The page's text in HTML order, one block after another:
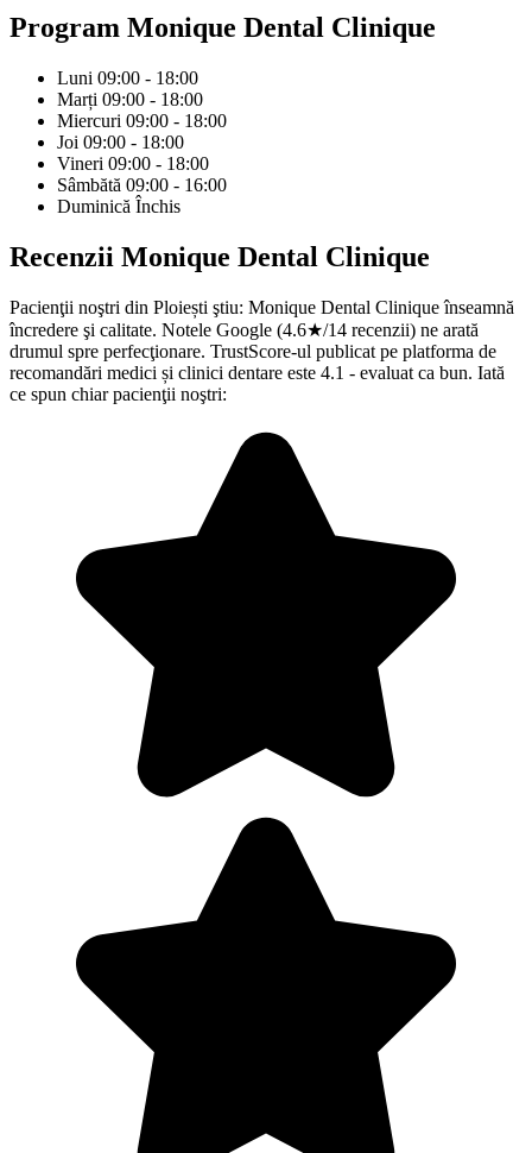
Program Monique Dental Clinique
Luni 09:00 - 18:00
Marți 09:00 - 18:00
Miercuri 09:00 - 18:00
Joi 09:00 - 18:00
Vineri 09:00 - 18:00
Sâmbătă 09:00 - 16:00
Duminică Închis
Recenzii Monique Dental Clinique
Pacienţii noştri din Ploiești ştiu: Monique Dental Clinique înseamnă
încredere şi calitate. Notele Google (4.6★/14 recenzii) ne arată
drumul spre perfecţionare. TrustScore-ul publicat pe platforma de
recomandări medici și clinici dentare este 4.1 - evaluat ca bun. Iată
ce spun chiar pacienţii noştri: